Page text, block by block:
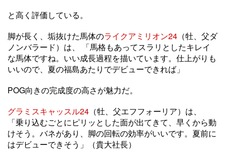
と高く評価している。
脚が長く、垢抜けた馬体のライクアミリオン24 （牡、父ダ
ノンバラード）は、 「馬格もあってスラリとしたキレイ
な馬体ですね。いい成長過程を描いています。仕上がりも
いいので、夏の福島あたりでデビューできれば」
POG向きの完成度の高さが魅力だ。
グラミスキャッスル24 （牡、父エフフォーリア）は、
「乗り込むごとにピリッとした面が出てきて、早くから動
けそう。バネがあり、脚の回転の効率がいいです。夏前に
はデビューできそう」（貴大社長）